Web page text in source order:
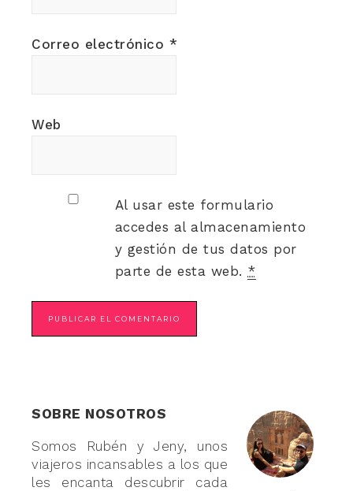
Correo electrónico *
Web
Al usar este formulario
accedes al almacenamiento
y gestión de tus datos por
parte de esta web. *
SOBRE NOSOTROS
Somos Rubén y Jeny, unos
viajeros incansables a los que
les encanta descubrir cada